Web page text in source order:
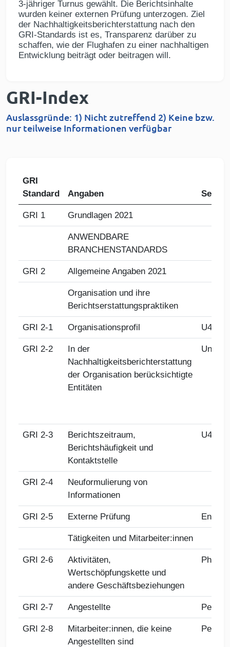
3-jähriger Turnus gewählt. Die Berichtsinhalte
wurden keiner externen Prüfung unterzogen. Ziel
der Nachhaltigkeitsberichterstattung nach den
GRI-Standards ist es, Transparenz darüber zu
schaffen, wie der Flughafen zu einer nachhaltigen
Entwicklung beiträgt oder beitragen will.
GRI-Index
Auslassgründe: 1) Nicht zutreffend 2) Keine bzw.
nur teilweise Informationen verfügbar
GRI
Standard
Angaben Seite
GRI 1 Grundlagen 2021
ANWENDBARE
BRANCHENSTANDARDS
GRI 2 Allgemeine Angaben 2021
Organisation und ihre
Berichtserstattungspraktiken
GRI 2-1 Organisationsprofil U4
GRI 2-2
In der
Nachhaltigkeitsberichterstattung
der Organisation berücksichtigte
Entitäten
GRI 2-3
Berichtszeitraum,
Berichtshäufigkeit und
Kontaktstelle
U4
GRI 2-4
Neuformulierung von
Informationen
GRI 2-5 Externe Prüfung
Tätigkeiten und Mitarbeiter:innen
GRI 2-6
Aktivitäten,
Wertschöpfungskette und
andere Geschäftsbeziehungen
GRI 2-7 Angestellte
GRI 2-8
Mitarbeiter:innen, die keine
Angestellten sind